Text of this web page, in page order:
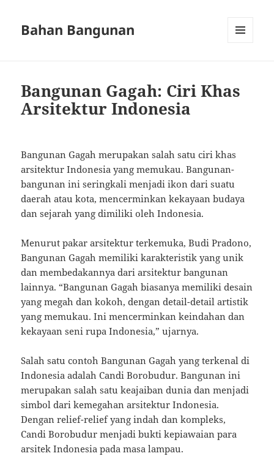
Bahan Bangunan
Bangunan Gagah: Ciri Khas
Arsitektur Indonesia
Bangunan Gagah merupakan salah satu ciri khas
arsitektur Indonesia yang memukau. Bangunan-
bangunan ini seringkali menjadi ikon dari suatu
daerah atau kota, mencerminkan kekayaan budaya
dan sejarah yang dimiliki oleh Indonesia.
Menurut pakar arsitektur terkemuka, Budi Pradono,
Bangunan Gagah memiliki karakteristik yang unik
dan membedakannya dari arsitektur bangunan
lainnya. “Bangunan Gagah biasanya memiliki desain
yang megah dan kokoh, dengan detail-detail artistik
yang memukau. Ini mencerminkan keindahan dan
kekayaan seni rupa Indonesia,” ujarnya.
Salah satu contoh Bangunan Gagah yang terkenal di
Indonesia adalah Candi Borobudur. Bangunan ini
merupakan salah satu keajaiban dunia dan menjadi
simbol dari kemegahan arsitektur Indonesia.
Dengan relief-relief yang indah dan kompleks,
Candi Borobudur menjadi bukti kepiawaian para
arsitek Indonesia pada masa lampau.